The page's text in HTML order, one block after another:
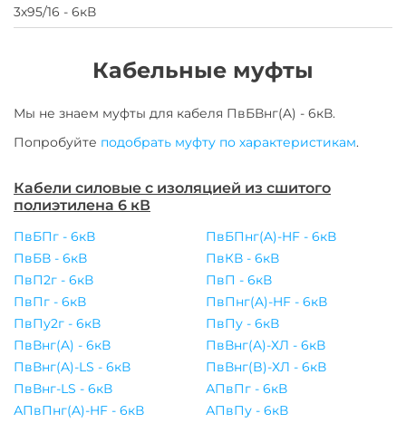
3х95/16 - 6кВ
Кабельные муфты
Мы не знаем муфты для кабеля ПвБВнг(A) - 6кВ.
Попробуйте подобрать муфту по характеристикам.
Кабели силовые с изоляцией из сшитого
полиэтилена 6 кВ
ПвБПг - 6кВ
ПвБПнг(A)-HF - 6кВ
ПвБВ - 6кВ
ПвКВ - 6кВ
ПвП2г - 6кВ
ПвП - 6кВ
ПвПг - 6кВ
ПвПнг(A)-HF - 6кВ
ПвПу2г - 6кВ
ПвПу - 6кВ
ПвВнг(A) - 6кВ
ПвВнг(A)-ХЛ - 6кВ
ПвВнг(A)-LS - 6кВ
ПвВнг(B)-ХЛ - 6кВ
ПвВнг-LS - 6кВ
АПвПг - 6кВ
АПвПнг(A)-HF - 6кВ
АПвПу - 6кВ